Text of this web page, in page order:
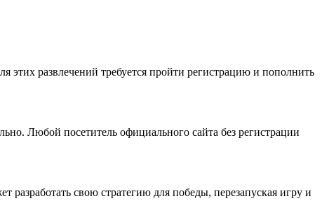
развлечений требуется пройти регистрацию и пополнить
Любой посетитель официального сайта без регистрации
свою стратегию для победы, перезапуская игру и